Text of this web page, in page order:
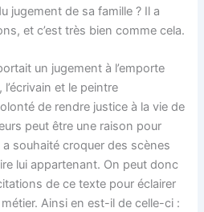
jugement de sa famille ? Il a
et c’est très bien comme cela.
un jugement à l’emporte
et le peintre
de rendre justice à la vie de
peut être une raison pour
souhaité croquer des scènes
lui appartenant. On peut donc
de ce texte pour éclairer
Ainsi en est-il de celle-ci :